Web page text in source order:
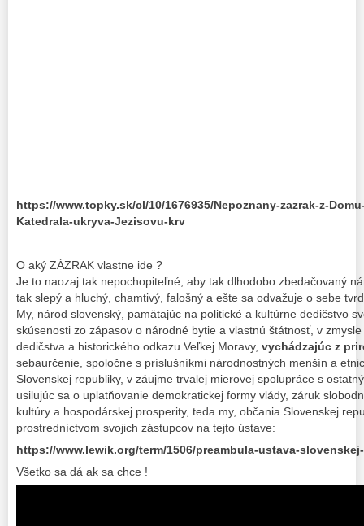
https://www.topky.sk/cl/10/1676935/Nepoznany-zazrak-z-
Katedrala-ukryva-Jezisovu-krv
O aký ZÁZRAK vlastne ide ?
Je to naozaj tak nepochopiteľné, aby tak dlhodobo zbedačovaný
tak slepý a hluchý, chamtivý, falošný a ešte sa odvažuje o sebe
My, národ slovenský, pamätajúc na politické a kultúrne dedičstvo
skúsenosti zo zápasov o národné bytie a vlastnú štátnosť, v
dedičstva a historického odkazu Veľkej Moravy, vychádzajúc z
sebaurčenie, spoločne s príslušníkmi národnostných menšín a
Slovenskej republiky, v záujme trvalej mierovej spolupráce s
usilujúc sa o uplatňovanie demokratickej formy vlády, záruk
kultúry a hospodárskej prosperity, teda my, občania Slovenskej
prostredníctvom svojich zástupcov na tejto ústave:
https://www.lewik.org/term/1506/preambula-ustava-
Všetko sa dá ak sa chce !